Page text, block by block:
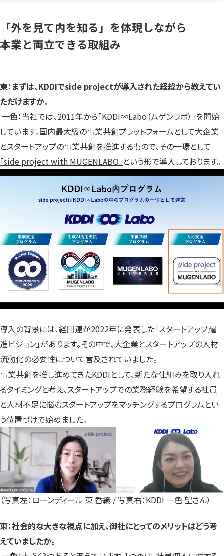
「外を見て内を知る」を体現しながら
本業と両立できる取組み
東：まずは、KDDIでside projectが導入された経緯から教えてい
ただけますか。
一色：当社では、2011年から「KDDI∞Labo（ムゲンラボ）」を開始
しています。国内最大級の事業共創プラットフォームとして大企業
とスタートアップの事業共創を推進するもので、その一環として
「side project with MUGENLABO」 という形で導入しております。
導入の背景には、経団連が2022年に発表した「スタートアップ躍
進ビジョン」があります。その中で、大企業とスタートアップの人材
流動化の必要性について言及されていました。
事業共創を推し進めてきたKDDIとして、新たな仕組みを取り入れ
るタイミングと考え、スタートアップでの業務経験を希望する社員
と人材不足に悩むスタートアップをマッチングするプログラムとい
う位置づけで始めました。
（写真左：ローンディール 東 香織 / 写真右：KDDI 一色 望さん）
東：社会的な大きな視点に加え、御社にとってのメリットはどう考
えていましたか。